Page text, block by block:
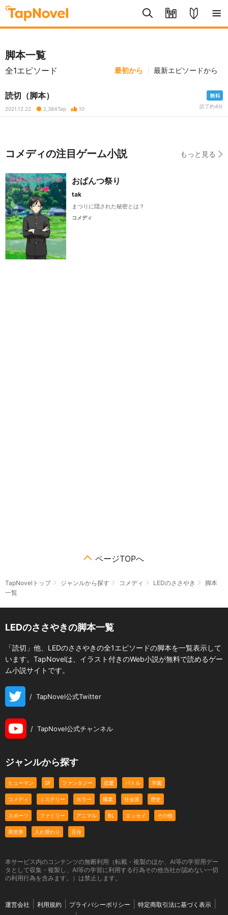
脚本一覧
全1エピソード 最初から 最新エピソードから
読切（脚本）
2021.12.22 2,384Tap 10 読了約4分
コメディの注目ゲーム小説 もっと見る
おぱんつ祭り
tak
まつりに隠された秘密とは？
コメディ
ページTOPへ
TapNovelトップ ジャンルから探す コメディ LEDのささやき
脚本
一覧
LEDのささやきの脚本一覧
「読切」他、LEDのささやきの全1エピソードの脚本を一覧表示して
います。TapNovelは、イラスト付きのWeb小説が無料で読めるゲー
ム小説サイトです。
/ TapNovel公式Twitter
/ TapNovel公式チャンネル
ジャンルから探す
ヒューマン SF ファンタジー 恋愛 バトル 学園
コメディ ミステリー ホラー 職業 社会派 歴史
スポーツ ファミリー アニマル BL エッセイ その他
異世界 入れ替わり 百合
本サービス内のコンテンツの無断利用（転載・複製のほか、AI等の学習用デー
タとして収集・複製し、AI等の学習に利用する行為その他当社が認めない一切
の利用行為を含みます。）は禁止します。
運営会社 利用規約 プライバシーポリシー
特定商取引法に基づく表示